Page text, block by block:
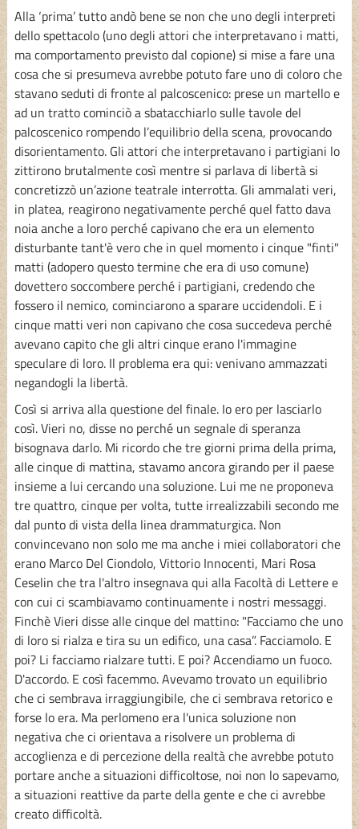
Alla ‘prima’ tutto andò bene se non che uno degli interpreti
dello spettacolo (uno degli attori che interpretavano i matti,
ma comportamento previsto dal copione) si mise a fare una
cosa che si presumeva avrebbe potuto fare uno di coloro che
stavano seduti di fronte al palcoscenico: prese un martello e
ad un tratto cominciò a sbatacchiarlo sulle tavole del
palcoscenico rompendo l’equilibrio della scena, provocando
disorientamento. Gli attori che interpretavano i partigiani lo
zittirono brutalmente così mentre si parlava di libertà si
concretizzò un’azione teatrale interrotta. Gli ammalati veri,
in platea, reagirono negativamente perché quel fatto dava
noia anche a loro perché capivano che era un elemento
disturbante tant'è vero che in quel momento i cinque "finti"
matti (adopero questo termine che era di uso comune)
dovettero soccombere perché i partigiani, credendo che
fossero il nemico, cominciarono a sparare uccidendoli. E i
cinque matti veri non capivano che cosa succedeva perché
avevano capito che gli altri cinque erano l'immagine
speculare di loro. Il problema era qui: venivano ammazzati
negandogli la libertà.
Così si arriva alla questione del finale. Io ero per lasciarlo
così. Vieri no, disse no perché un segnale di speranza
bisognava darlo. Mi ricordo che tre giorni prima della prima,
alle cinque di mattina, stavamo ancora girando per il paese
insieme a lui cercando una soluzione. Lui me ne proponeva
tre quattro, cinque per volta, tutte irrealizzabili secondo me
dal punto di vista della linea drammaturgica. Non
convincevano non solo me ma anche i miei collaboratori che
erano Marco Del Ciondolo, Vittorio Innocenti, Mari Rosa
Ceselin che tra l'altro insegnava qui alla Facoltà di Lettere e
con cui ci scambiavamo continuamente i nostri messaggi.
Finchè Vieri disse alle cinque del mattino: "Facciamo che uno
di loro si rialza e tira su un edifico, una casa”. Facciamolo. E
poi? Li facciamo rialzare tutti. E poi? Accendiamo un fuoco.
D'accordo. E così facemmo. Avevamo trovato un equilibrio
che ci sembrava irraggiungibile, che ci sembrava retorico e
forse lo era. Ma perlomeno era l'unica soluzione non
negativa che ci orientava a risolvere un problema di
accoglienza e di percezione della realtà che avrebbe potuto
portare anche a situazioni difficoltose, noi non lo sapevamo,
a situazioni reattive da parte della gente e che ci avrebbe
creato difficoltà.